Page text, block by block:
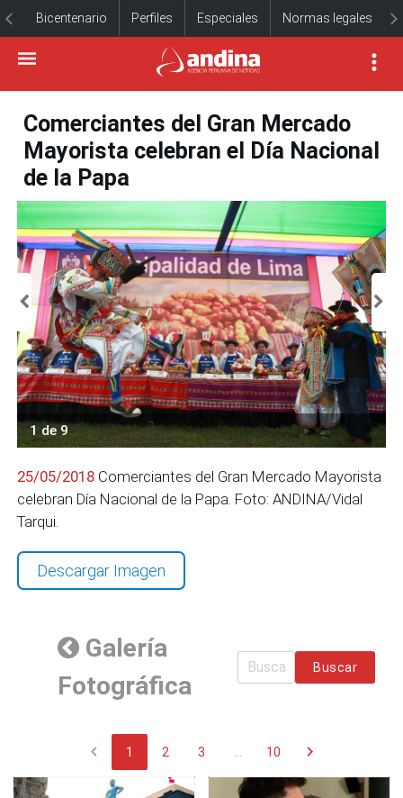
Bicentenario Perfiles Especiales Normas legales
Comerciantes del Gran Mercado
Mayorista celebran el Día Nacional
de la Papa
1 de 9
25/05/2018 Comerciantes del Gran Mercado Mayorista
celebran Día Nacional de la Papa. Foto: ANDINA/Vidal
Tarqui.
Descargar Imagen
Galería
Fotográfica
Buscar
chevron_left 1 2 3 10 chevron_right